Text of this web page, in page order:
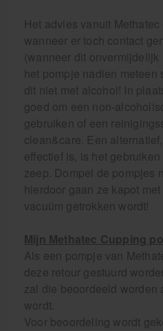
Het advies vanuit
wanneer er toch contact
(wanneer dit
het pompje nadien
dit niet met alcohol! In
goed om een non-
gebruiken of een
clean&care. Een
effectief is, is het
zeep. Dompel de pompjes
hierdoor gaan ze kapot
vacuüm getrokken wordt!
Mijn Methatec Cupping
Als een pompje van
deze retour gestuurd
zal die beoordeeld worden
wordt.
Voor beoordeling wordt